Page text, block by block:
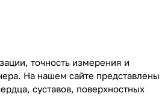
точность измерения и
На нашем сайте представлены
суставов, поверхностных